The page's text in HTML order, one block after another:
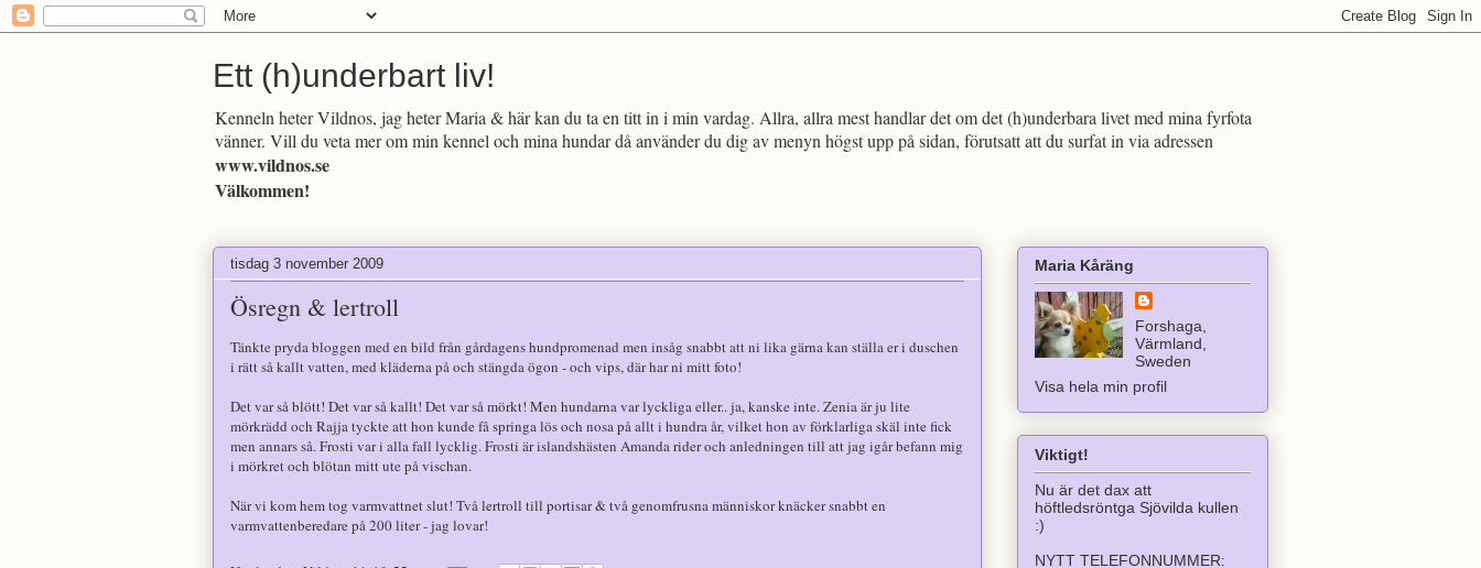
Ett (h)underbart liv!
Kenneln heter Vildnos, jag heter Maria & här kan du ta en titt in i min vardag. Allra, allra mest handlar det om det (h)underbara livet med mina fyrfota
vänner. Vill du veta mer om min kennel och mina hundar då använder du dig av menyn högst upp på sidan, förutsatt att du surfat in via adressen
www.vildnos.se
Välkommen!
tisdag 3 november 2009
Ösregn & lertroll
Tänkte pryda bloggen med en bild från gårdagens hundpromenad men insåg snabbt att ni lika gärna kan ställa er i duschen
i rätt så kallt vatten, med kläderna på och stängda ögon - och vips, där har ni mitt foto!
Det var så blött! Det var så kallt! Det var så mörkt! Men hundarna var lyckliga eller.. ja, kanske inte. Zenia är ju lite
mörkrädd och Rajja tyckte att hon kunde få springa lös och nosa på allt i hundra år, vilket hon av förklarliga skäl inte fick
men annars så. Frosti var i alla fall lycklig. Frosti är islandshästen Amanda rider och anledningen till att jag igår befann mig
i mörkret och blötan mitt ute på vischan.
När vi kom hem tog varmvattnet slut! Två lertroll till portisar & två genomfrusna människor knäcker snabbt en
varmvattenberedare på 200 liter - jag lovar!
Maria Kåräng
Forshaga,
Värmland,
Sweden
Visa hela min profil
Viktigt!
Nu är det dax att
höftledsröntga Sjövilda kullen
:)
NYTT TELEFONNUMMER: